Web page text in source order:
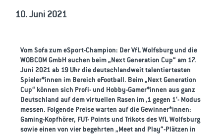
10. Juni 2021
Vom Sofa zum eSport-Champion: Der VfL Wolfsburg und die
WOBCOM GmbH suchen beim „Next Generation Cup“ am 17.
Juni 2021 ab 19 Uhr die deutschlandweit talentiertesten
Spieler*innen im Bereich eFootball. Beim „Next Generation
Cup“ können sich Profi- und Hobby-Gamer*innen aus ganz
Deutschland auf dem virtuellen Rasen im ‚1 gegen 1‘- Modus
messen. Folgende Preise warten auf die Gewinner*innen:
Gaming-Kopfhörer, FUT- Points und Trikots des VfL Wolfsburg
sowie einen von vier begehrten „Meet and Play“-Plätzen in